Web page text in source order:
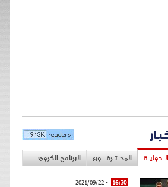
المحـتـرفــون البرنامج الكروي
16:30
- 2021/09/22